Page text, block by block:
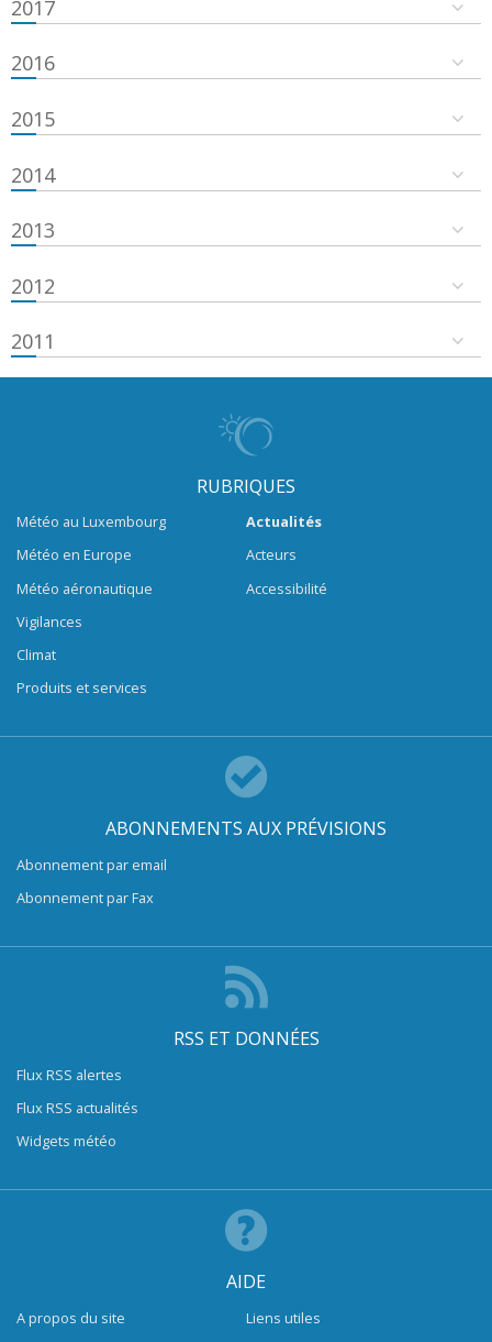
2017
2016
2015
2014
2013
2012
2011
RUBRIQUES
Météo au Luxembourg
Météo en Europe
Météo aéronautique
Vigilances
Climat
Produits et services
Actualités
Acteurs
Accessibilité
ABONNEMENTS AUX PRÉVISIONS
Abonnement par email
Abonnement par Fax
RSS ET DONNÉES
Flux RSS alertes
Flux RSS actualités
Widgets météo
AIDE
A propos du site
Liens utiles